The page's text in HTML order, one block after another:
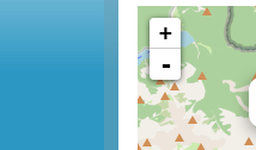
+
-